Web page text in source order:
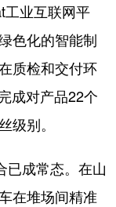
业互联网平
色化的智能制
质检和交付环
成对产品22个
级别。
成常态。在山
在堆场间精准